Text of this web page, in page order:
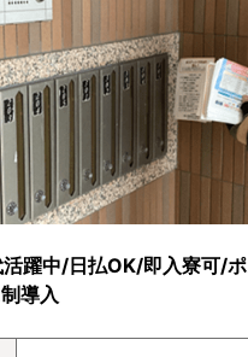
躍中/日払OK/即入寮可/
導入